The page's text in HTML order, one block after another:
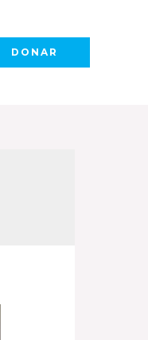
DONAR